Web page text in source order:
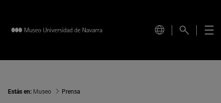
Estás en: Museo Prensa